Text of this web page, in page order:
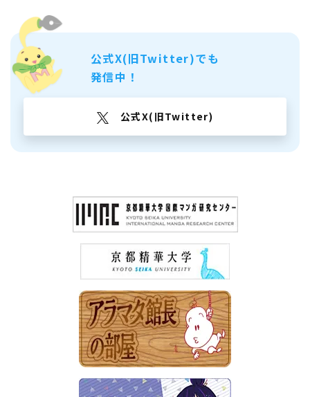
公式X(旧Twitter)でも
発信中！
公式X(旧Twitter)